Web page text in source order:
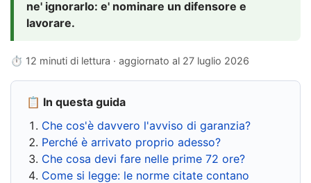
ne' ignorarlo: e' nominare un difensore e
lavorare.
⏱ 12 minuti di lettura · aggiornato al 27 luglio 2026
📋 In questa guida
Che cos'è davvero l'avviso di garanzia?
Perché è arrivato proprio adesso?
Che cosa devi fare nelle prime 72 ore?
Come si legge: le norme citate contano